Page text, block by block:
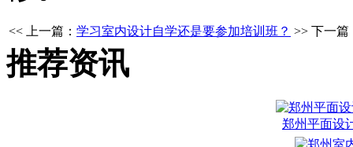
<< 上一篇： 学习室内设计自学还是要参加培训班？ >> 下一篇
推荐资讯
郑州平面设